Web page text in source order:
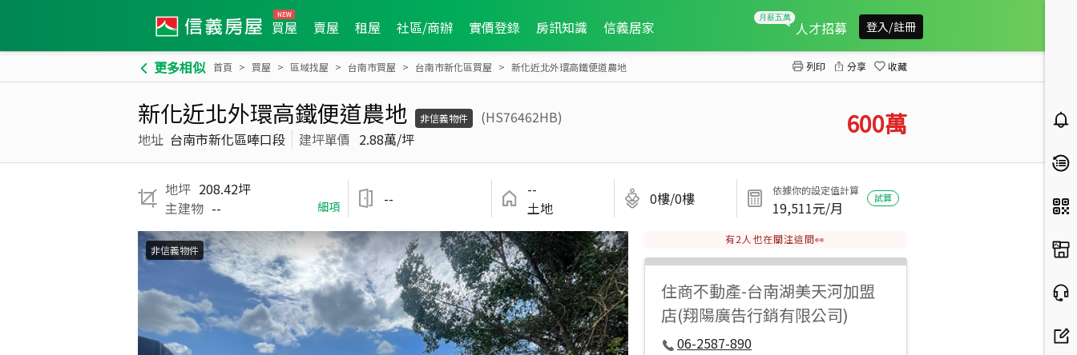
買屋 賣屋 租屋 社區/商辦 實價登錄 房訊知識 信義居家 人才招募 登入/註冊
更多相似 首頁 買屋 區域找屋 台南市買屋 台南市新化區買屋 新化近北外環高鐵便道農地 列印 分享 收藏
新化近北外環高鐵便道農地 非信義物件
(HS76462HB)
地址 台南市新化區唪口段 建坪單價 2.88萬/坪 600萬
地坪 208.42坪
主建物 -- 細項 --
--
土地
0樓/0樓 依據你的設定值計算
19,511元/月
試算
非信義物件
有2 人也在關注這間👀
住商不動產-台南湖美天河加盟
店(翔陽廣告行銷有限公司)
06-2587-890